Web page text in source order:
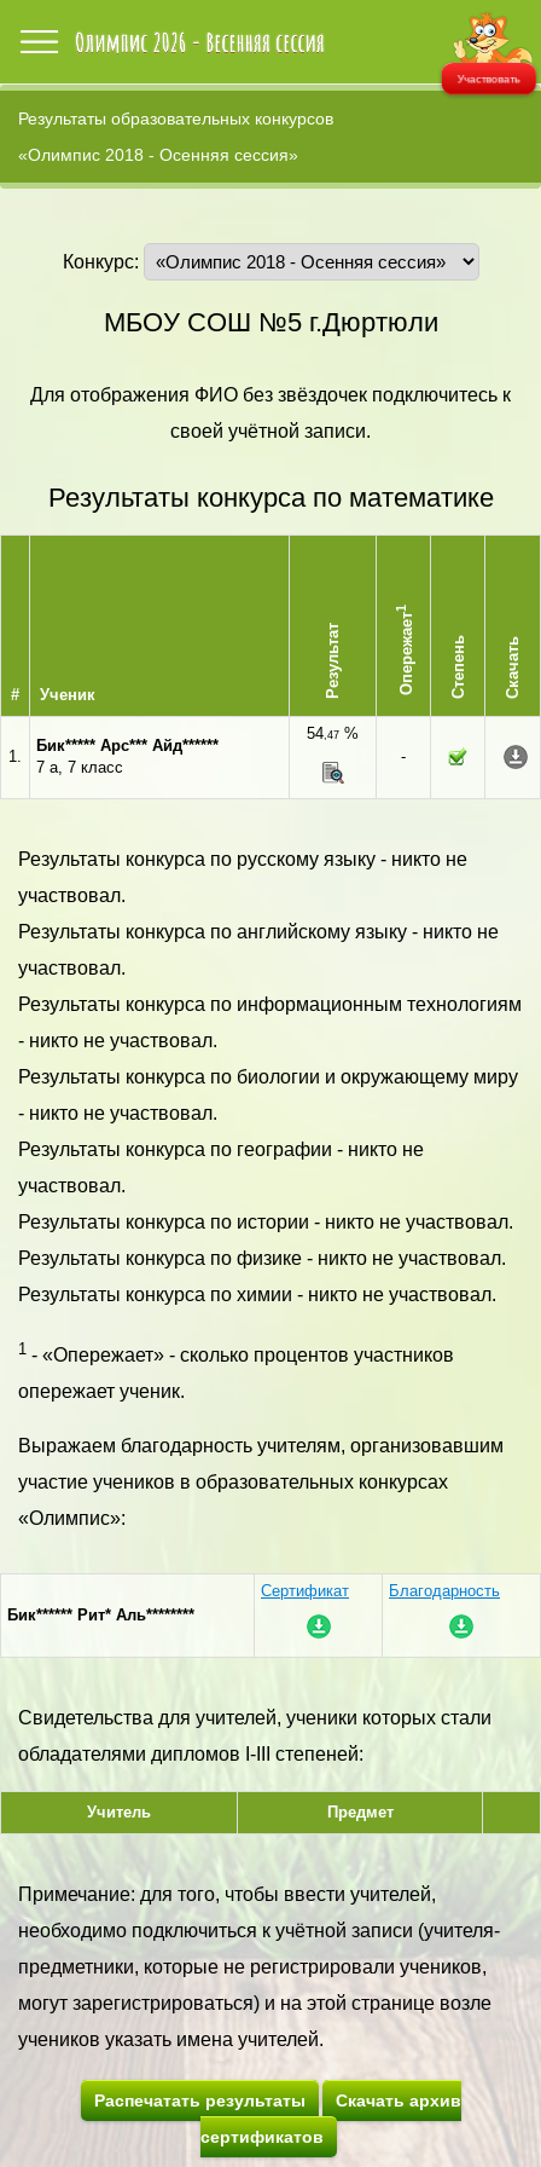
Участвовать
Результаты образовательных конкурсов
«Олимпис 2018 - Осенняя сессия»
Конкурс:
МБОУ СОШ №5 г.Дюртюли
Для отображения ФИО без звёздочек подключитесь к
своей учётной записи.
Результаты конкурса по математике
# Ученик Результат Опережает
1
Степень Скачать
1.
Бик***** Арс*** Айд******
7 а, 7 класс
54,47 %
-
Результаты конкурса по русскому языку - никто не
участвовал.
Результаты конкурса по английскому языку - никто не
участвовал.
Результаты конкурса по информационным технологиям
- никто не участвовал.
Результаты конкурса по биологии и окружающему миру
- никто не участвовал.
Результаты конкурса по географии - никто не
участвовал.
Результаты конкурса по истории - никто не участвовал.
Результаты конкурса по физике - никто не участвовал.
Результаты конкурса по химии - никто не участвовал.
1 - «Опережает» - сколько процентов участников
опережает ученик.
Выражаем благодарность учителям, организовавшим
участие учеников в образовательных конкурсах
«Олимпис»:
Бик****** Рит* Аль********
Сертификат Благодарность
Свидетельства для учителей, ученики которых стали
обладателями дипломов I-III степеней:
Учитель Предмет
Примечание: для того, чтобы ввести учителей,
необходимо подключиться к учётной записи (учителя-
предметники, которые не регистрировали учеников,
могут зарегистрироваться) и на этой странице возле
учеников указать имена учителей.
Распечатать результаты
Скачать архив
сертификатов